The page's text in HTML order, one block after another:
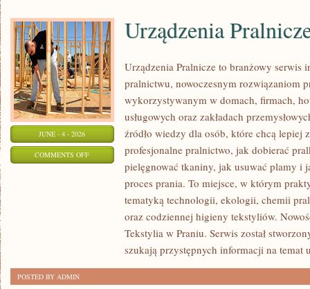
JUNE - 4 - 2026
COMMENTS OFFON
URZĄDZENIA
PRALNICZE
Urządzenia
Urządzenia Pralnicze to branżowy serwis
pralnictwu, nowoczesnym rozwiązaniom
wykorzystywanym w domach, firmach,
usługowych oraz zakładach
źródło wiedzy dla osób, które chcą lepiej
profesjonalne pralnictwo, jak dobierać
pielęgnować tkaniny, jak usuwać plamy i
proces prania. To miejsce, w którym
tematyką technologii, ekologii, chemii
oraz codziennej higieny tekstyliów.
Tekstylia w Praniu. Serwis został
szukają przystępnych informacji na temat
POSTED BY ADMIN